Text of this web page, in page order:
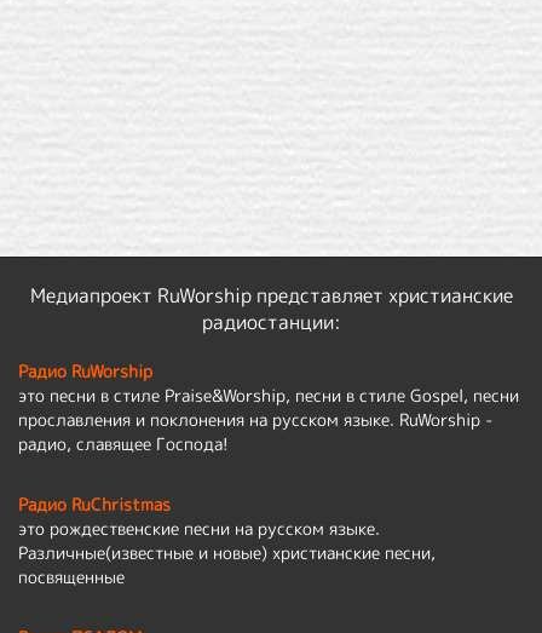
Медиапроект RuWorship представляет христианские
радиостанции:
Радио RuWorship
это песни в стиле Praise&Worship, песни в стиле Gospel, песни
прославления и поклонения на русском языке. RuWorship -
радио, славящее Господа!
Радио RuChristmas
это рождественские песни на русском языке.
Различные(известные и новые) христианские песни,
посвященные